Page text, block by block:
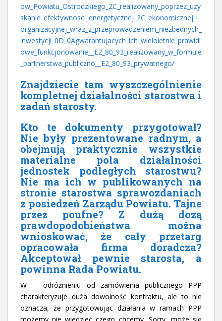
ow_Powiatu_Ostrodzkiego_2C_realizowany_poprzez_uzy
skanie_efektywnosci_energetycznej_2C_ekonomicznej_i_
organizacyjnej_wraz_z_przeprowadzeniem_niezbednych_
inwestycji_0D_0Agwarantujacych_ich_wieloletnie_prawidl
owe_funkcjonowanie__E2_80_93_realizowany_w_formule
_partnerstwa_publiczno__E2_80_93_prywatnego/
Znajdziecie tam wyszczególnienie
kompletnej działalności starostwa i
zadań starosty.
Kto te dokumenty przygotował?
Nie były prezentowane radnym, a
obejmują praktycznie wszystkie
materialne pola działalności
jednostek podległych starostwu?
Nie ma ich w publikowanych na
stronie starostwa sprawozdaniach
z posiedzeń Zarządu Powiatu. Tajne
przez poufne? Z dużą dozą
prawdopodobieństwa można
wnioskować, że cały przetarg
opracowała firma doradcza?
Akceptował pewnie starosta, a
powinna Rada Powiatu.
W odróżnieniu od zamówienia publicznego PPP
charakteryzuje duża dowolność kontraktu, ale to nie
oznacza, że przygotowując działania w ramach PPP